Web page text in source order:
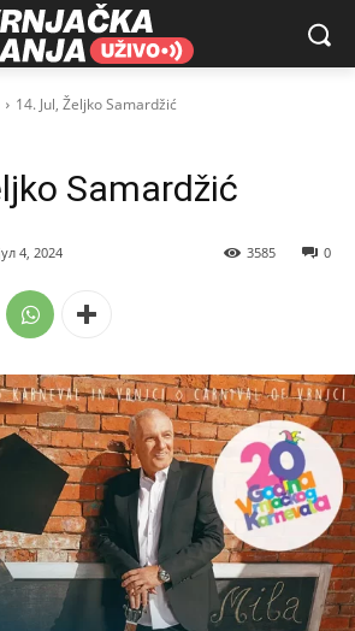
14. Jul, Željko Samardžić
Samardžić
јул 4, 2024 0
3585